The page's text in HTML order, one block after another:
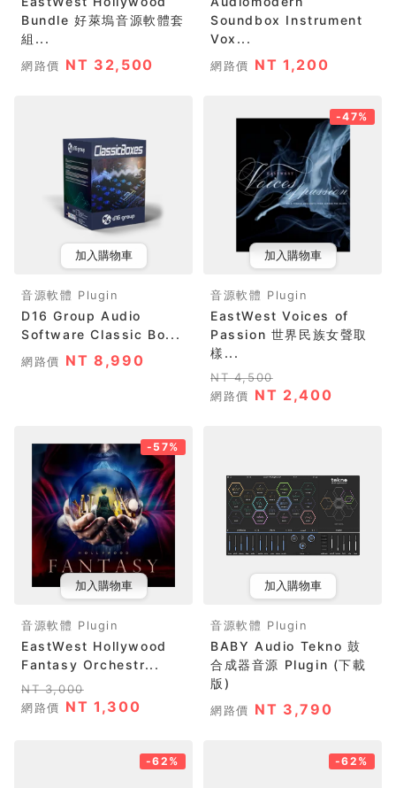
Bundle 好萊塢音源軟體套
組...
網路價 NT 32,500
Soundbox Instrument
Vox...
網路價 NT 1,200
加入購物車
音源軟體 Plugin
D16 Group Audio
Software Classic Bo...
網路價 NT 8,990
-47%
加入購物車
音源軟體 Plugin
EastWest Voices of
Passion 世界民族女聲取
樣...
NT 4,500
網路價 NT 2,400
-57%
加入購物車
音源軟體 Plugin
EastWest Hollywood
Fantasy Orchestr...
NT 3,000
網路價 NT 1,300
加入購物車
音源軟體 Plugin
BABY Audio Tekno 鼓
合成器音源 Plugin (下載
版)
網路價 NT 3,790
-62% -62%